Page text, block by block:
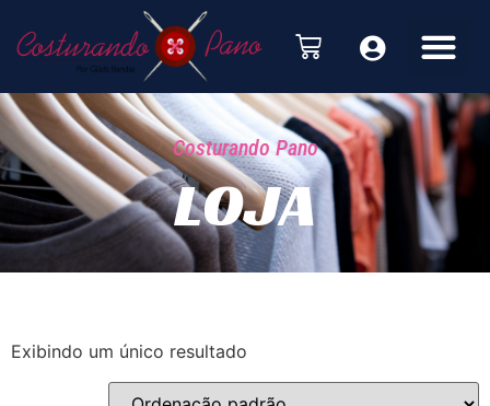
Costurando Pano
LOJA
Exibindo um único resultado